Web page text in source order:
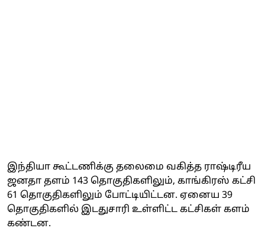
இந்தியா கூட்டணிக்கு தலைமை வகித்த ராஷ்டிரீய
ஜனதா தளம் 143 தொகுதிகளிலும், காங்கிரஸ் கட்சி
61 தொகுதிகளிலும் போட்டியிட்டன. ஏனைய 39
தொகுதிகளில் இடதுசாரி உள்ளிட்ட கட்சிகள் களம்
கண்டன.